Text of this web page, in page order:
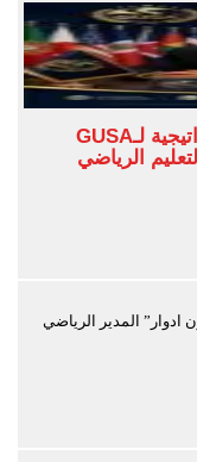
د. عمرو سليمان يعتمد الخطة الاستراتيجية لـGUSA
المدير الرياضي